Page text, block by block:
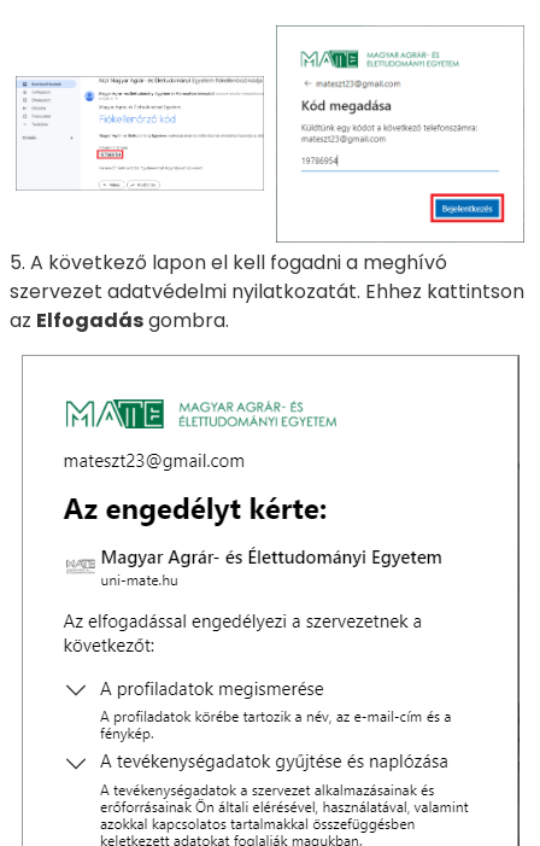
5. A következő lapon el kell fogadni a meghívó
szervezet adatvédelmi nyilatkozatát. Ehhez kattintson
az Elfogadásgombra.